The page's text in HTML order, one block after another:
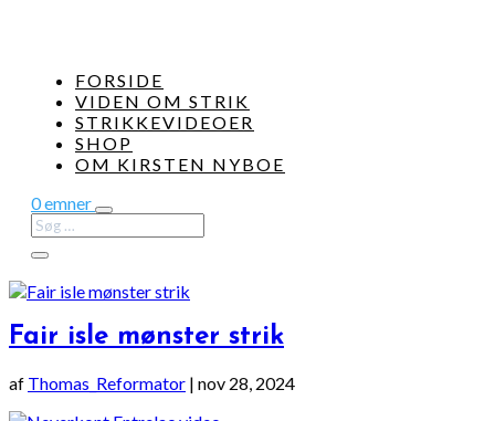
FORSIDE
VIDEN OM STRIK
STRIKKEVIDEOER
SHOP
OM KIRSTEN NYBOE
0 emner
Fair isle mønster strik
af Thomas_Reformator | nov 28, 2024